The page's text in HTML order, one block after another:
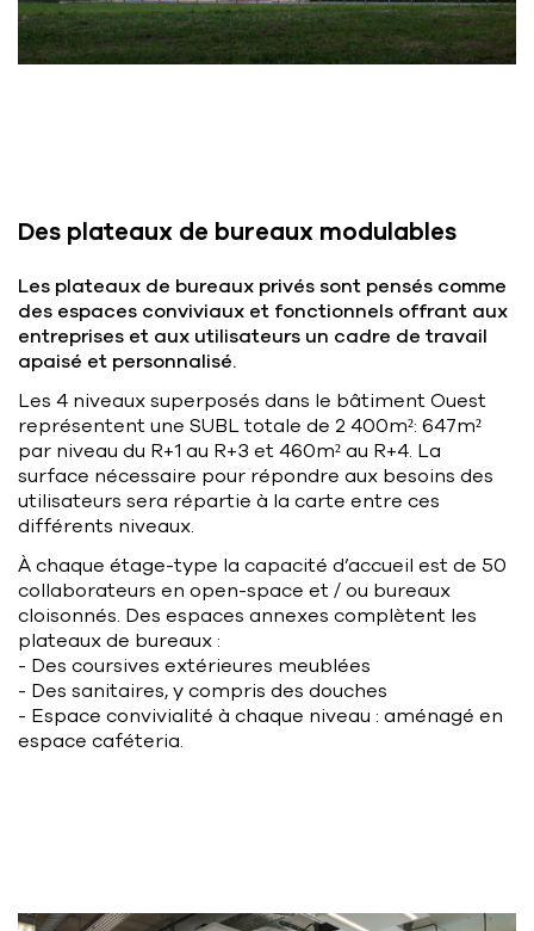
Des plateaux de bureaux modulables
Les plateaux de bureaux privés sont pensés comme
des espaces conviviaux et fonctionnels offrant aux
entreprises et aux utilisateurs un cadre de travail
apaisé et personnalisé.
Les 4 niveaux superposés dans le bâtiment Ouest
représentent une SUBL totale de 2 400m²: 647m²
par niveau du R+1 au R+3 et 460m² au R+4. La
surface nécessaire pour répondre aux besoins des
utilisateurs sera répartie à la carte entre ces
différents niveaux.
À chaque étage-type la capacité d’accueil est de 50
collaborateurs en open-space et / ou bureaux
cloisonnés. Des espaces annexes complètent les
plateaux de bureaux :
- Des coursives extérieures meublées
- Des sanitaires, y compris des douches
- Espace convivialité à chaque niveau : aménagé en
espace caféteria.